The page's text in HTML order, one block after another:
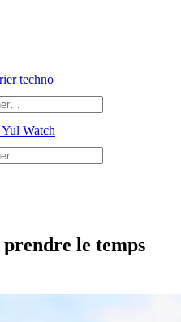
techno
Yul Watch
le temps